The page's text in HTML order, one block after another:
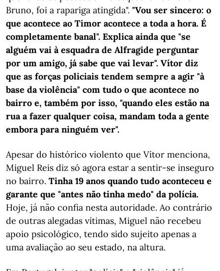
Bruno, foi a rapariga atingida". "Vou ser sincero: o
que acontece ao Timor acontece a toda a hora. É
completamente banal". Explica ainda que "se
alguém vai à esquadra de Alfragide perguntar
por um amigo, já sabe que vai levar". Vítor diz
que as forças policiais tendem sempre a agir "à
base da violência" com tudo o que acontece no
bairro e, também por isso, "quando eles estão na
rua a fazer qualquer coisa, mandam toda a gente
embora para ninguém ver".
Apesar do histórico violento que Vítor menciona,
Miguel Reis diz só agora estar a sentir-se inseguro
no bairro. Tinha 19 anos quando tudo aconteceu e
garante que "antes não tinha medo" da polícia.
Hoje, já não confia nesta autoridade. Ao contrário
de outras alegadas vítimas, Miguel não recebeu
apoio psicológico, tendo sido sujeito apenas a
uma avaliação ao seu estado, na altura.